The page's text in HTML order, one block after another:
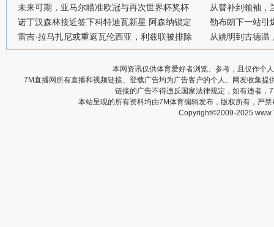
未来可期，亚马尔瞄准欧冠与再次世界杯奖杯
诺丁汉森林接近签下科特迪瓦新星 阿森纳锁定
雷吉·拉马扎尼或重返瓦伦西亚，利兹联被排除
从替补到领袖，
勒布朗下一站引
从姚明到古德温
本网资讯仅供体育爱好者浏览、参考，且仅作个
7M直播网所有直播和视频链接、登载广告均为广告客户的个人、网友收集
链接的广告不得违反国家法律规定，如有违者
本站呈现的所有资料均由7M体育编辑发布，版权所有，严
Copyright©2009-2025